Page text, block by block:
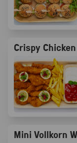
Crispy
Mini Vollkorn